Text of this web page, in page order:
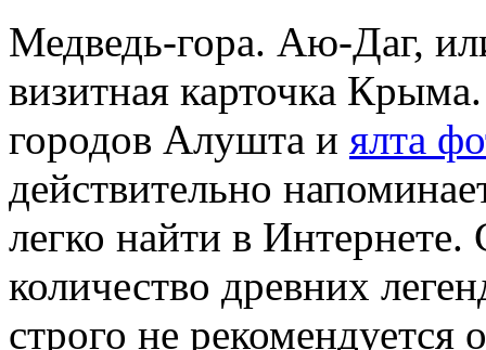
Медведь-гора. Аю-Даг,
визитная карточка
городов Алушта и ялта
действительно
легко найти в
количество древних
строго не рекомендуется